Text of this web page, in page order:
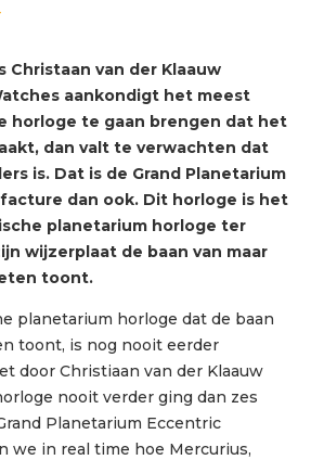
Christaan van der Klaauw
aankondigt het meest
horloge te gaan brengen dat het
dan valt te verwachten dat
is. Dat is de Grand Planetarium
dan ook. Dit horloge is het
planetarium horloge ter
wijzerplaat de baan van maar
toont.
planetarium horloge dat de baan
toont, is nog nooit eerder
door Christiaan van der Klaauw
nooit verder ging dan zes
Planetarium Eccentric
we in real time hoe Mercurius,